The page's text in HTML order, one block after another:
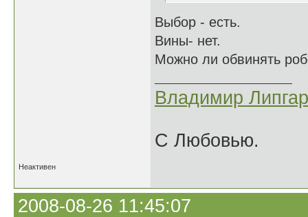
Выбор - есть.
Вины- нет.
Можно ли обвинять
Владимир
С Любовью.
Неактивен
2008-08-26 11:45:07